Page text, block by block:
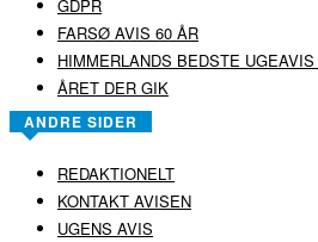
GDPR
FARSØ AVIS 60 ÅR
HIMMERLANDS BEDSTE
ÅRET DER GIK
ANDRE SIDER
REDAKTIONELT
KONTAKT AVISEN
UGENS AVIS